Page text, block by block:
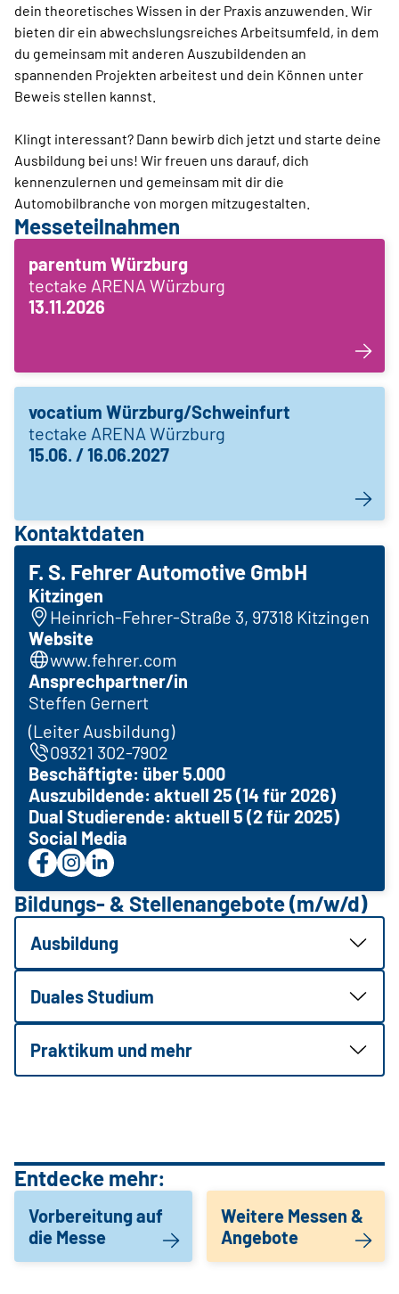
dein theoretisches Wissen in der Praxis anzuwenden. Wir
bieten dir ein abwechslungsreiches Arbeitsumfeld, in dem
du gemeinsam mit anderen Auszubildenden an
spannenden Projekten arbeitest und dein Können unter
Beweis stellen kannst.
Klingt interessant? Dann bewirb dich jetzt und starte deine
Ausbildung bei uns! Wir freuen uns darauf, dich
kennenzulernen und gemeinsam mit dir die
Automobilbranche von morgen mitzugestalten.
Messeteilnahmen
parentum Würzburg
tectake ARENA Würzburg
13.11.2026
vocatium Würzburg/Schweinfurt
tectake ARENA Würzburg
15.06. / 16.06.2027
Kontaktdaten
F. S. Fehrer Automotive GmbH
Kitzingen
Heinrich-Fehrer-Straße 3, 97318 Kitzingen
Website
www.fehrer.com
Ansprechpartner/in
Steffen Gernert
(Leiter Ausbildung)
09321 302-7902
Beschäftigte: über 5.000
Auszubildende: aktuell 25 (14 für 2026)
Dual Studierende: aktuell 5 (2 für 2025)
Social Media
Bildungs- & Stellenangebote (m/w/d)
Ausbildung
Duales Studium
Praktikum und mehr
Entdecke mehr:
Vorbereitung auf
die Messe
Weitere Messen &
Angebote